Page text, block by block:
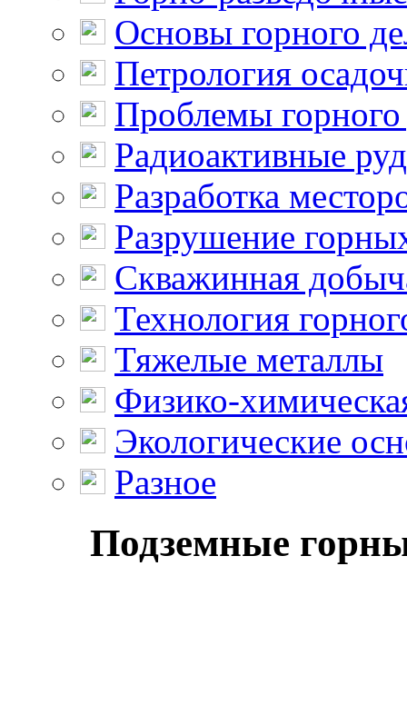
Основы горного
Петрология
Проблемы горного
Радиоактивные
Разработка
Разрушение
Скважинная
Технология
Тяжелые металлы
Физико-
Экологические
Разное
Подземные